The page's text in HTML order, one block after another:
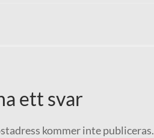
ett svar
kommer inte publiceras.